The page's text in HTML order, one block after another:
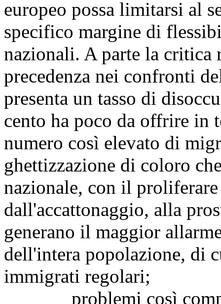
europeo possa limitarsi al
specifico margine di
nazionali. A parte la critica
precedenza nei confronti
presenta un tasso di
cento ha poco da offrire in
numero così elevato di
ghettizzazione di coloro
nazionale, con il
dall'accattonaggio, alla
generano il maggior
dell'intera popolazione, di
immigrati regolari;
problemi così